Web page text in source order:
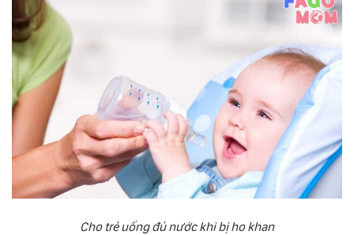
Cho trẻ uống đủ nước khi bị ho khan